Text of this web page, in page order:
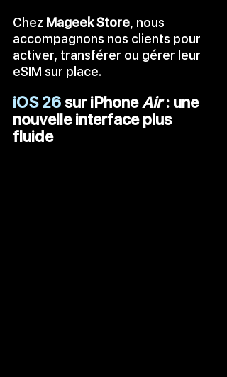
Chez Mageek Store, nous
accompagnons nos clients pour
activer, transférer ou gérer leur
eSIM sur place.
iOS 26 sur iPhone Air : une
nouvelle interface plus
fluide